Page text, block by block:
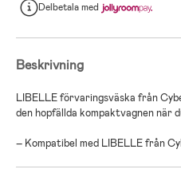
Delbetalamed
Beskrivning
LIBELLE förvaringsväska från
den hopfällda kompaktvagnen när
– Kompatibel med LIBELLE från